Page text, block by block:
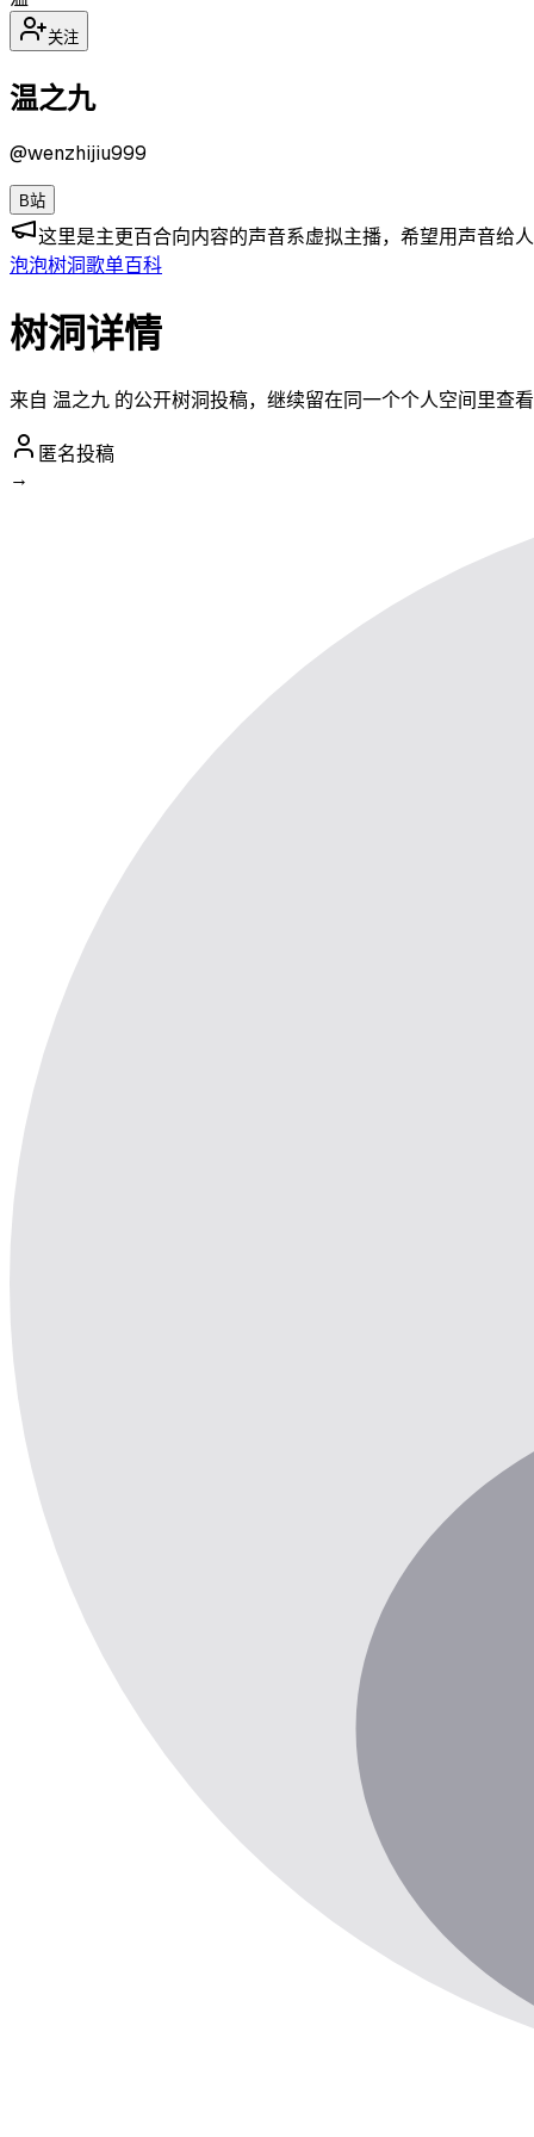
关注
温之九
@wenzhijiu999
B站
这里是主更百合向内容的声音系虚拟主播，希望用声音给
泡泡树洞歌单百科
树洞详情
来自 温之九 的公开树洞投稿，继续留在同一个个人空间里查
匿名投稿
→